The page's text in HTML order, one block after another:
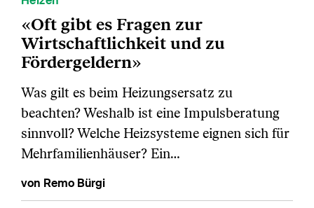
«Oft gibt es Fragen zur
Wirtschaftlichkeit und zu
Fördergeldern»
Was gilt es beim Heizungsersatz zu
beachten? Weshalb ist eine Impulsberatung
sinnvoll? Welche Heizsysteme eignen sich für
Mehrfamilienhäuser? Ein…
von Remo Bürgi